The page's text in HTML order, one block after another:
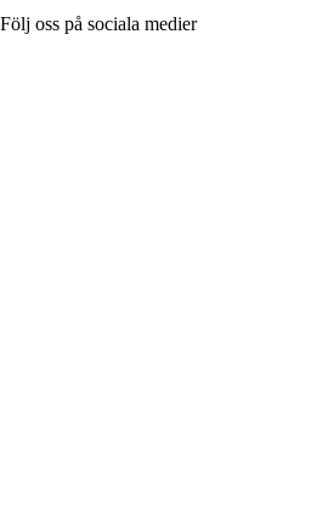
Följ oss på sociala medier